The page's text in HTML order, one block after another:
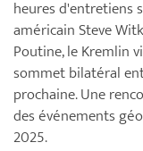
heures d'entretiens
américain Steve
Poutine, le Kremlin
sommet bilatéral
prochaine. Une
des événements
2025.